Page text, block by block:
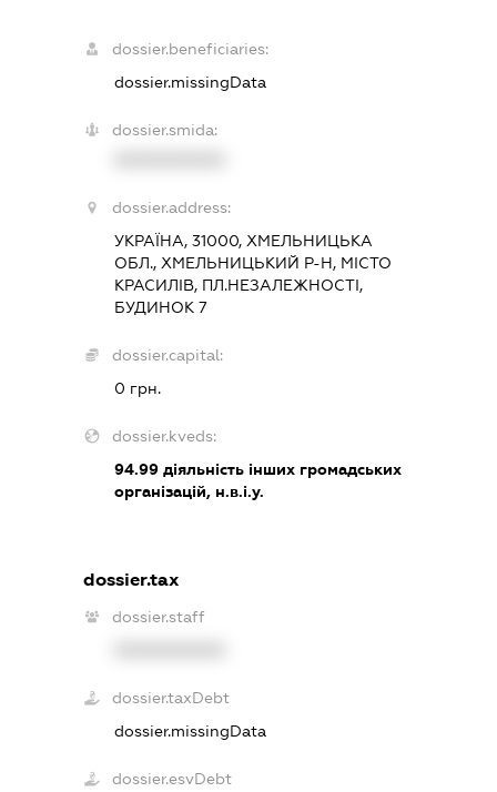
dossier.beneficiaries:
dossier.missingData
dossier.smida:
dossier.address:
УКРАЇНА, 31000, ХМЕЛЬНИЦЬКА
ОБЛ., ХМЕЛЬНИЦЬКИЙ Р-Н, МІСТО
КРАСИЛІВ, ПЛ.НЕЗАЛЕЖНОСТІ,
БУДИНОК 7
dossier.capital:
0 грн.
dossier.kveds:
94.99діяльність інших громадських
організацій, н.в.і.у.
dossier.tax
dossier.staff
dossier.taxDebt
dossier.missingData
dossier.esvDebt